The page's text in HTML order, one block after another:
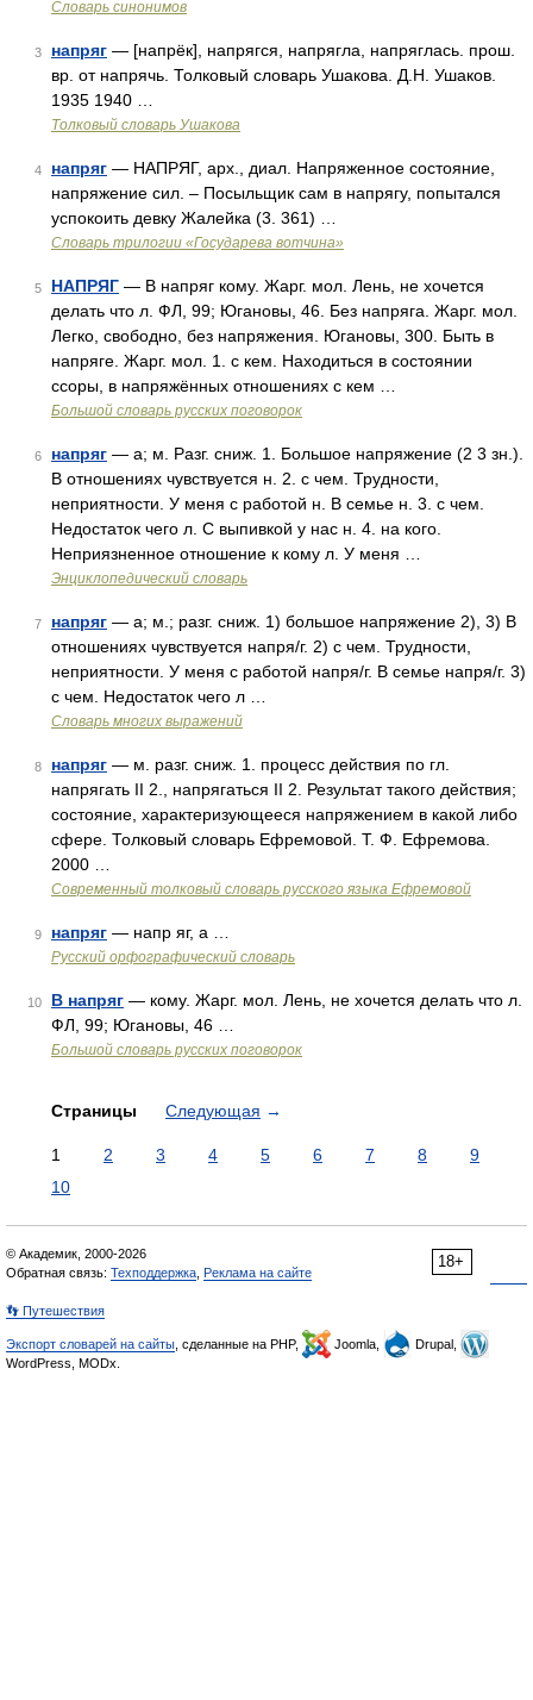
Словарь синонимов
3 напряг — [напрёк], напрягся, напрягла, напряглась. прош.
вр. от напрячь. Толковый словарь Ушакова. Д.Н. Ушаков.
1935 1940 …
Толковый словарь Ушакова
4 напряг — НАПРЯГ, арх., диал. Напряженное состояние,
напряжение сил. – Посыльщик сам в напрягу, попытался
успокоить девку Жалейка (3. 361) …
Словарь трилогии «Государева вотчина»
5 НАПРЯГ — В напряг кому. Жарг. мол. Лень, не хочется
делать что л. ФЛ, 99; Югановы, 46. Без напряга. Жарг. мол.
Легко, свободно, без напряжения. Югановы, 300. Быть в
напряге. Жарг. мол. 1. с кем. Находиться в состоянии
ссоры, в напряжённых отношениях с кем …
Большой словарь русских поговорок
6 напряг — а; м. Разг. сниж. 1. Большое напряжение (2 3 зн.).
В отношениях чувствуется н. 2. с чем. Трудности,
неприятности. У меня с работой н. В семье н. 3. с чем.
Недостаток чего л. С выпивкой у нас н. 4. на кого.
Неприязненное отношение к кому л. У меня …
Энциклопедический словарь
7 напряг — а; м.; разг. сниж. 1) большое напряжение 2), 3) В
отношениях чувствуется напря/г. 2) с чем. Трудности,
неприятности. У меня с работой напря/г. В семье напря/г. 3)
с чем. Недостаток чего л …
Словарь многих выражений
8 напряг — м. разг. сниж. 1. процесс действия по гл.
напрягать II 2., напрягаться II 2. Результат такого действия;
состояние, характеризующееся напряжением в какой либо
сфере. Толковый словарь Ефремовой. Т. Ф. Ефремова.
2000 …
Современный толковый словарь русского языка Ефремовой
9 напряг — напр яг, а …
Русский орфографический словарь
10 В напряг — кому. Жарг. мол. Лень, не хочется делать что л.
ФЛ, 99; Югановы, 46 …
Большой словарь русских поговорок
Страницы Следующая →
1 2 3 4 5 6 7 8
9
10
18+
© Академик, 2000-2026
Обратная связь: Техподдержка Реклама на сайте
👣 Путешествия
Экспорт словарей на сайты , сделанные на PHP, Joomla,
Drupal,
WordPress, MODx.